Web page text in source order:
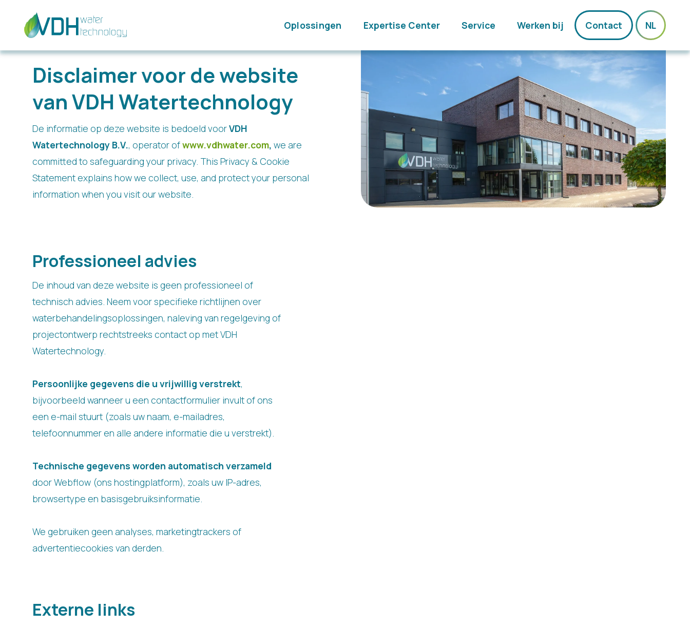
Oplossingen Expertise Center Service Werken bij Contact NL
Disclaimer voor de website
van VDH Watertechnology
De informatie op deze website is bedoeld voorVDH
Watertechnology B.V., operator ofwww.vdhwater.com, we are
committed to safeguarding your privacy. This Privacy & Cookie
Statement explains how we collect, use, and protect your personal
information when you visit our website.
Professioneel advies
De inhoud van deze website is geen professioneel of
technisch advies. Neem voor specifieke richtlijnen over
waterbehandelingsoplossingen, naleving van regelgeving of
projectontwerp rechtstreeks contact op met VDH
Watertechnology.
Persoonlijke gegevens die u vrijwillig verstrekt,
bijvoorbeeld wanneer u een contactformulier invult of ons
een e-mail stuurt (zoals uw naam, e-mailadres,
telefoonnummer en alle andere informatie die u verstrekt).
Technische gegevens worden automatisch verzameld
door Webflow (ons hostingplatform), zoals uw IP-adres,
browsertype en basisgebruiksinformatie.
We gebruiken geen analyses, marketingtrackers of
advertentiecookies van derden.
Externe links